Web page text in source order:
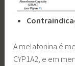
A melatonina é
CYP1A2, e em